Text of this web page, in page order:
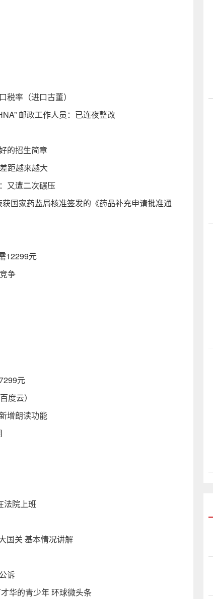
率（进口古董）
邮政工作人员：已连夜整改
的招生简章
距越来越大
又遭二次碾压
国家药监局核准签发的《药品补充申请批准通
12299元
争
元
度云）
增朗读功能
法院上班
国关 基本情况讲解
诉
华的青少年 环球微头条